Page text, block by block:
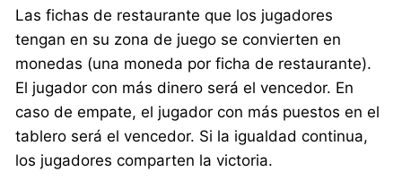
Las fichas de restaurante que los jugadores
tengan en su zona de juego se convierten en
monedas (una moneda por ficha de restaurante).
El jugador con más dinero será el vencedor. En
caso de empate, el jugador con más puestos en el
tablero será el vencedor. Si la igualdad continua,
los jugadores comparten la victoria.